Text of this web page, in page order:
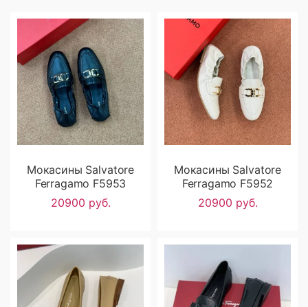
Мокасины Salvatore
Ferragamo F5953
20900 руб.
Мокасины Salvatore
Ferragamo F5952
20900 руб.